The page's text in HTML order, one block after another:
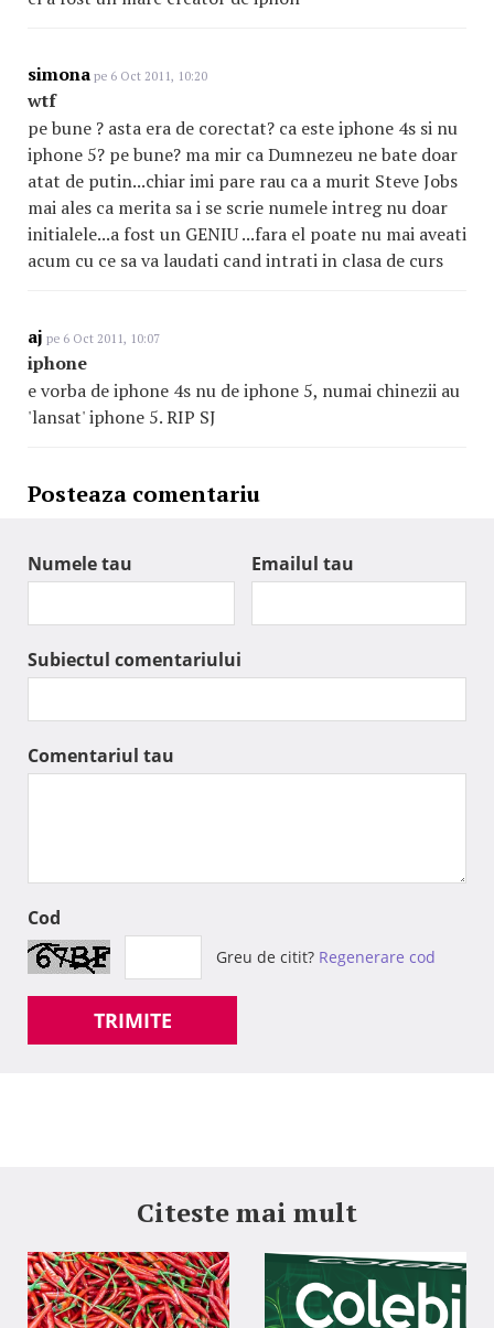
simona pe 6 Oct 2011, 10:20
wtf
pe bune ? asta era de corectat? ca este iphone 4s si nu
iphone 5? pe bune? ma mir ca Dumnezeu ne bate doar
atat de putin...chiar imi pare rau ca a murit Steve Jobs
mai ales ca merita sa i se scrie numele intreg nu doar
initialele...a fost un GENIU ...fara el poate nu mai aveati
acum cu ce sa va laudati cand intrati in clasa de curs
aj pe 6 Oct 2011, 10:07
iphone
e vorba de iphone 4s nu de iphone 5, numai chinezii au
'lansat' iphone 5. RIP SJ
Posteaza comentariu
Numele tau Emailul tau
Subiectul comentariului
Comentariul tau
Cod
Greu de citit? Regenerare cod
TRIMITE
Citeste mai mult